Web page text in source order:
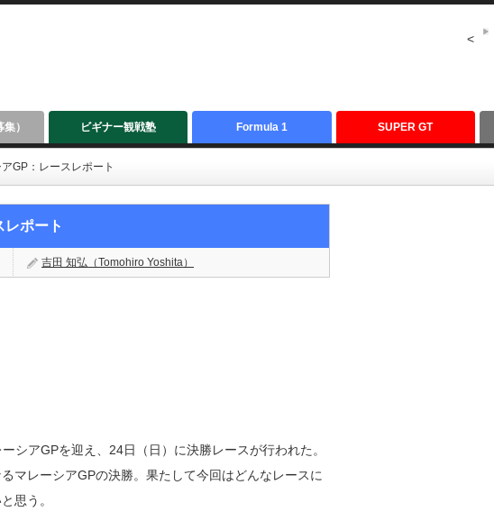
<
） ビギナー観戦塾 Formula 1 SUPER GT
GP：レースレポート
レポート
吉田 知弘（Tomohiro Yoshita）
シアGPを迎え、24日（日）に決勝レースが行われた。
マレーシアGPの決勝。果たして今回はどんなレースに
思う。